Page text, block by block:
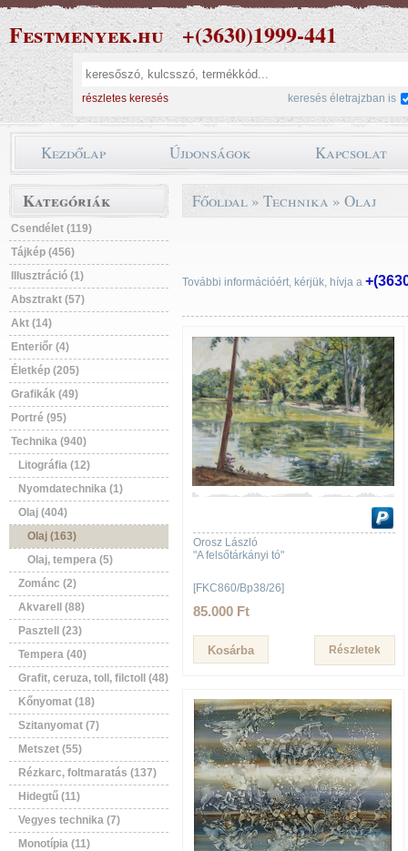
Festmenyek.hu +(3630)1999-441
részletes keresés keresés életrajzban is
Kezdőlap Újdonságok Kapcsolat
Kategóriák
Csendélet (119)
Tájkép (456)
Illusztráció (1)
Absztrakt (57)
Akt (14)
Enteriőr (4)
Életkép (205)
Grafikák (49)
Portré (95)
Technika (940)
Litográfia (12)
Nyomdatechnika (1)
Olaj (404)
Olaj (163)
Olaj, tempera (5)
Zománc (2)
Akvarell (88)
Pasztell (23)
Tempera (40)
Grafit, ceruza, toll, filctoll (48)
Kőnyomat (18)
Szitanyomat (7)
Metszet (55)
Rézkarc, foltmaratás (137)
Hidegtű (11)
Vegyes technika (7)
Monotípia (11)
Főoldal » Technika » Olaj
További információért, kérjük, hívja a
Orosz László
"A felsőtárkányi tó"
[FKC860/Bp38/26]
85.000 Ft
Részletek